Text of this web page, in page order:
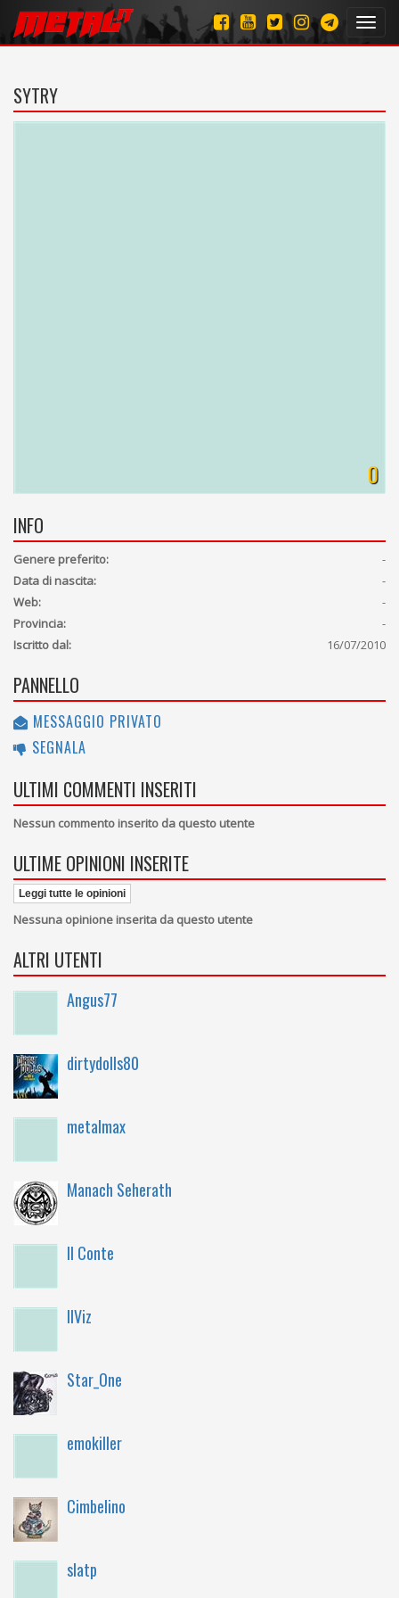
SYTRY
0
INFO
Genere preferito:
-
Data di nascita:
-
Web:
-
Provincia:
-
Iscritto dal:
16/07/2010
PANNELLO
MESSAGGIO PRIVATO
SEGNALA
ULTIMI COMMENTI INSERITI
Nessun commento inserito da questo utente
ULTIME OPINIONI INSERITE
Leggi tutte le opinioni
Nessuna opinione inserita da questo utente
ALTRI UTENTI
Angus77
dirtydolls80
metalmax
Manach Seherath
Il Conte
IlViz
Star_One
emokiller
Cimbelino
slatp